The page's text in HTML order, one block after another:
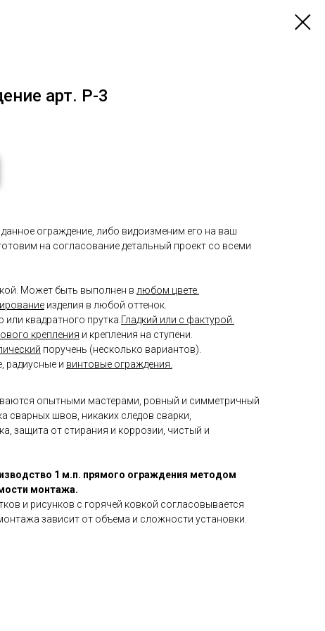
арт. P-3
ограждение, либо видоизменим его на ваш
на согласование детальный проект со всеми
Может быть выполнен в любом цвете.
изделия в любой оттенок.
или квадратного прутка. Гладкий или с фактурой.
крепления и крепления на ступени.
поручень (несколько вариантов).
радиусные и винтовые ограждения.
опытными мастерами, ровный и симметричный
сварных швов, никаких следов сварки,
защита от стирания и коррозии, чистый и
1 м.п. прямого ограждения методом
монтажа.
и рисунков с горячей ковкой согласовывается
зависит от объема и сложности установки.